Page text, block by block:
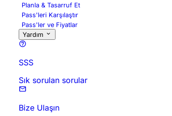
Planla & Tasarruf Et
Pass'leri Karşılaştır
Pass'ler ve Fiyatlar
Yardım
SSS
Sık sorulan sorular
Bize Ulaşın